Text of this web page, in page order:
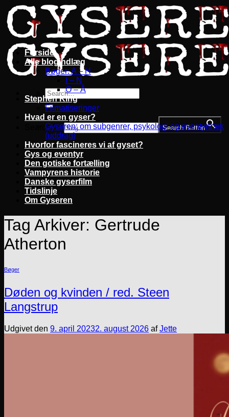
Fortsæt
til
indhold
Search for: Search Button
Forside
Alle blogindlæg
Bøger: A – H
I – N
O – Å
Stephen King
Filmatiseringer
Hvad er en gyser?
Gyseren: om subgenrer, psykologi og eventyrtræk
(uddrag)
Hvorfor fascineres vi af gyset?
Gys og eventyr
Den gotiske fortælling
Vampyrens historie
Danske gyserfilm
Tidslinje
Om Gyseren
Tag Arkiver: Gertrude
Atherton
Bøger
Døden og kvinden / red. Steen
Langstrup
Udgivet den 9. april 20232. august 2026 afJette